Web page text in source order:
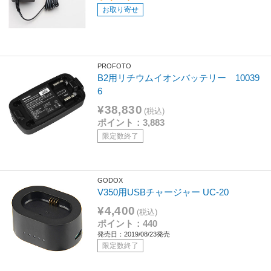
お取り寄せ
PROFOTO
B2用リチウムイオンバッテリー 10039
6
¥38,830 (税込)
ポイント：3,883
限定数終了
GODOX
V350用USBチャージャー UC-20
¥4,400 (税込)
ポイント：440
発売日：2019/08/23発売
限定数終了